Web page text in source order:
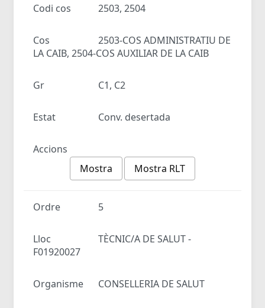
Codi cos 2503, 2504
Cos
2503-COS ADMINISTRATIU DE
LA CAIB, 2504-COS AUXILIAR DE LA CAIB
Gr C1, C2
Estat Conv. desertada
Accions
Mostra
Mostra RLT
Ordre 5
Lloc
TÈCNIC/A DE SALUT -
F01920027
Organisme CONSELLERIA DE SALUT